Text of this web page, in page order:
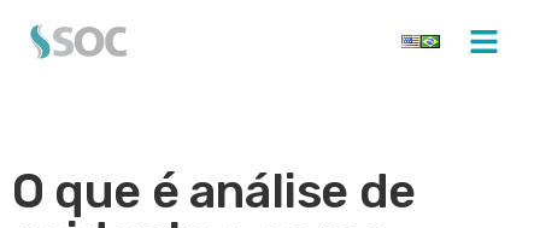
O que é análise de